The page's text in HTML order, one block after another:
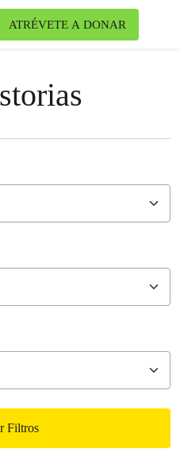
ATRÉVETE A DONAR
Filtros